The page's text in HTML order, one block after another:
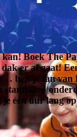
Boek The
er af gaat!
ben je fan van
één uur lang